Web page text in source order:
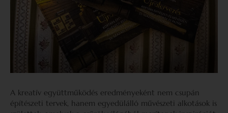
A kreatív együttműködés eredményeként nem csupán
építészeti tervek, hanem egyedülálló művészeti alkotások is